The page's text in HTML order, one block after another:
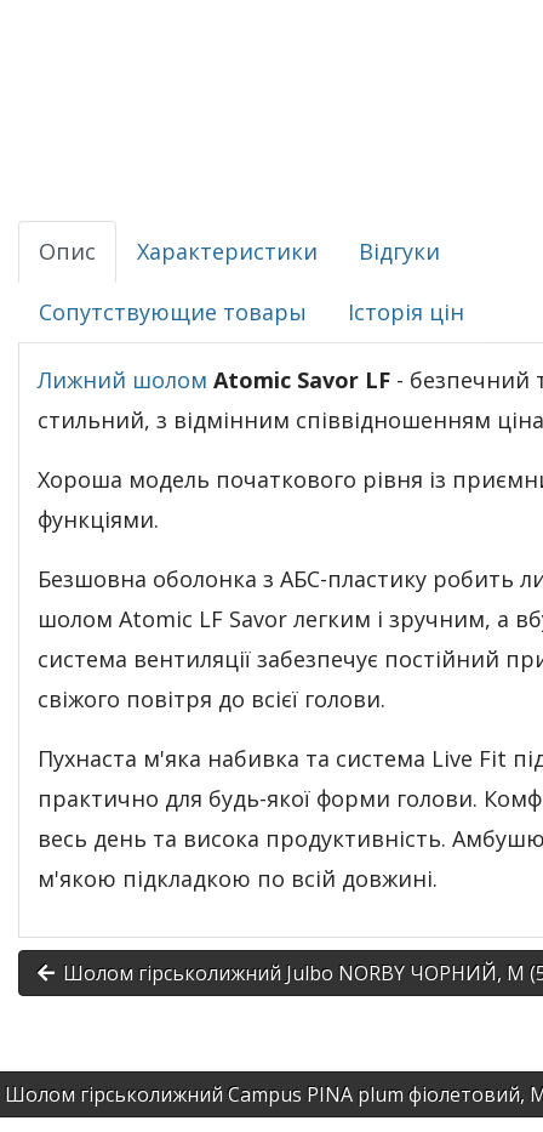
Опис Характеристики Відгуки
Сопутствующие товары Історія цін
Лижний шолом Atomic Savor LF - безпечний
стильний, з відмінним співвідношенням
Хороша модель початкового рівня із
функціями.
Безшовна оболонка з АБС-пластику робить
шолом Atomic LF Savor легким і зручним, а
система вентиляції забезпечує постійний
свіжого повітря до всієї голови.
Пухнаста м'яка набивка та система Live Fit
практично для будь-якої форми голови.
весь день та висока продуктивність.
м'якою підкладкою по всій довжині.
Шолом гірськолижний Julbo NORBY ЧОРНИЙ, M
Шолом гірськолижний Campus PINA plum фіолетовий,